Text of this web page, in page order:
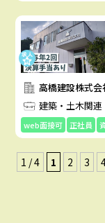
高橋建設株式会
建築・土木関連
web面接可 正社員
1 / 4 1 2 3